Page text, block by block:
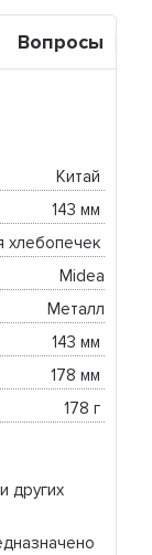
Вопросы
других
Китай
143 мм
хлебопечек
Midea
Металл
143 мм
178 мм
178 г